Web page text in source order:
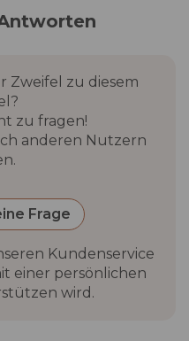
Zweifel zu diesem
zu fragen!
anderen Nutzern
Frage
Kundenservice
einer persönlichen
wird.